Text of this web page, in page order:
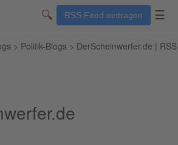
🔍 RSS Feed eintragen ☰
> Politik-Blogs > DerScheinwerfer.de | RSS